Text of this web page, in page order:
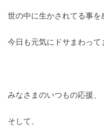
世の中に生かされてる事を
今日も元気にドサまわって
みなさまのいつもの応援、
そして、